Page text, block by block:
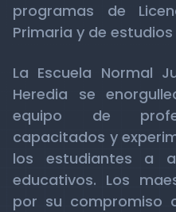
programas de
Primaria y de
La Escuela Normal
Heredia se
equipo de
capacitados y
los estudiantes a
educativos. Los
por su compromiso